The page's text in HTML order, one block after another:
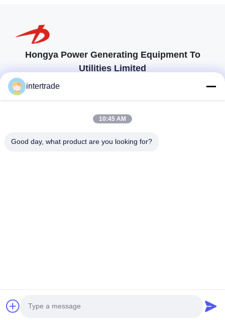
Hongya Power Generating Equipment To
Utilities Limited
op maat gemaakte oplossingen om aan de eisen van de klant te
86-28-37561966-8:00
Copyright © 2022-2026 Hongya Power Generating Equipment To Utilities
Limited. Alle rechten voorbehouden.
intertrade
10:45 AM
Good day, what product are you looking for?